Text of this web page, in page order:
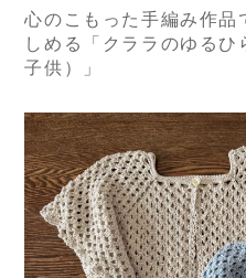
心のこもった手編み作品
しめる「クララのゆるひ
子供）」